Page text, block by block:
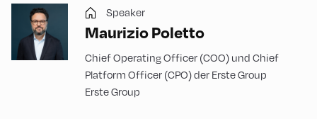
Speaker
Maurizio Poletto
Chief Operating Officer (COO) und Chief
Platform Officer (CPO) der Erste Group
Erste Group